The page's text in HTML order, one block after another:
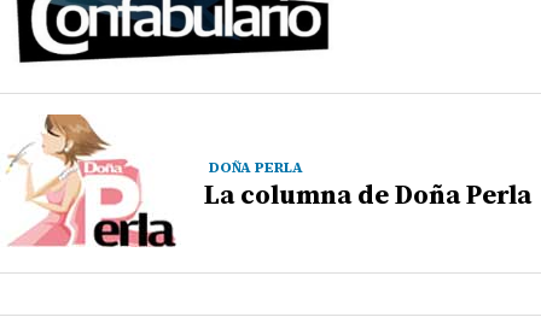
DOÑA PERLA
La columna de Doña Perla